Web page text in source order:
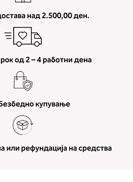
над 2.500,00 ден.
од 2 – 4 работни дена
купување
или рефундација на средства